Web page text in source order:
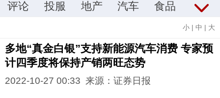
评论
投服 地产 汽车 食品
小 | 中 | 大
多地“真金白银”支持新能源汽车消费 专家预
计四季度将保持产销两旺态势
2022-10-27 00:33 来源：证券日报